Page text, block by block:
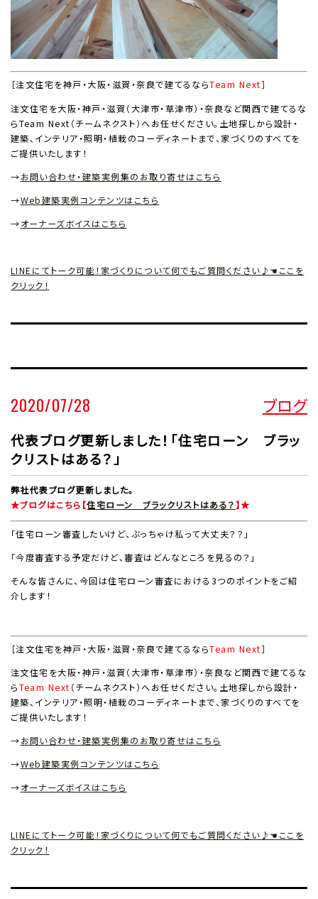
［注文住宅を神戸・大阪・滋賀・奈良で建てるならTeam Next］
注文住宅を大阪・神戸・滋賀（大津市・草津市）・奈良など関西で建てるな
らTeam Next （チームネクスト）へお任せください。土地探しから設計・
建築、インテリア・照明・植栽のコーディネートまで、家づくりのすべてを
ご提供いたします！
→お問い合わせ・建築実例集のお取り寄せはこちら
→Web建築実例コンテンツはこちら
→オーナーズボイスはこちら
LINEにてトーク可能！家づくりについて何でもご質問ください♪☚ここを
クリック！
2020/07/28 ブログ
代表ブログ更新しました！「住宅ローン ブラッ
クリストはある？」
弊社代表ブログ更新しました。
★ブログはこちら【住宅ローン ブラックリストはある？】★
「住宅ローン審査したいけど、ぶっちゃけ私って大丈夫？？」
「今度審査する予定だけど、審査はどんなところを見るの？」
そんな皆さんに、今回は住宅ローン審査における3つのポイントをご紹
介します！
［注文住宅を神戸・大阪・滋賀・奈良で建てるならTeam Next］
注文住宅を大阪・神戸・滋賀（大津市・草津市）・奈良など関西で建てるな
らTeam Next （チームネクスト）へお任せください。土地探しから設計・
建築、インテリア・照明・植栽のコーディネートまで、家づくりのすべてを
ご提供いたします！
→お問い合わせ・建築実例集のお取り寄せはこちら
→Web建築実例コンテンツはこちら
→オーナーズボイスはこちら
LINEにてトーク可能！家づくりについて何でもご質問ください♪☚ここを
クリック！